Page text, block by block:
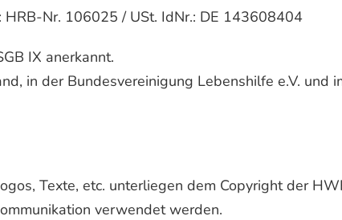
Nr. 106025 / USt. IdNr.: DE 143608404
IX anerkannt.
in der Bundesvereinigung Lebenshilfe e.V.
Texte, etc. unterliegen dem Copyright der
verwendet werden.